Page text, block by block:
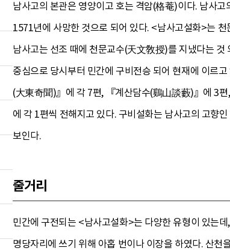
남사고의 본관은 영양이고 호는 격암(格菴)이다. 남사
1571년에 사망한 것으로 되어 있다. <남사고설화>는
남사고는 선조 때에 천문교수(天文敎授)를 지냈다는
중심으로 당시부터 민간에 구비전승 되어 현재에 이르
(大東奇聞)』에 각 7편, 『계산담수(鷄山談藪)』에 3
에 각 1편씩 전해지고 있다. 구비설화는 남사고의 고향
보인다.
줄거리
민간에 구전되는 <남사고설화>는 다양한 유형이 있는
명당자리에 쓰기 위해 아홉 번이나 이장을 하였다. 산